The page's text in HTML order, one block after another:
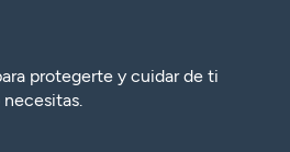
protegerte y cuidar de ti